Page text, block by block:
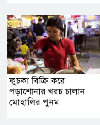
ফুচকা বিক্রি করে
পড়াশোনার খরচ চালান
মোহালির পুনম